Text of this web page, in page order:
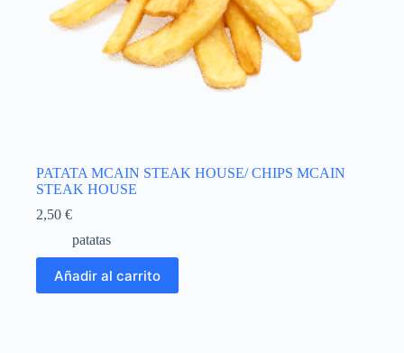
PATATA MCAIN STEAK HOUSE/ CHIPS MCAIN
STEAK HOUSE
2,50 €
patatas
Añadir al carrito